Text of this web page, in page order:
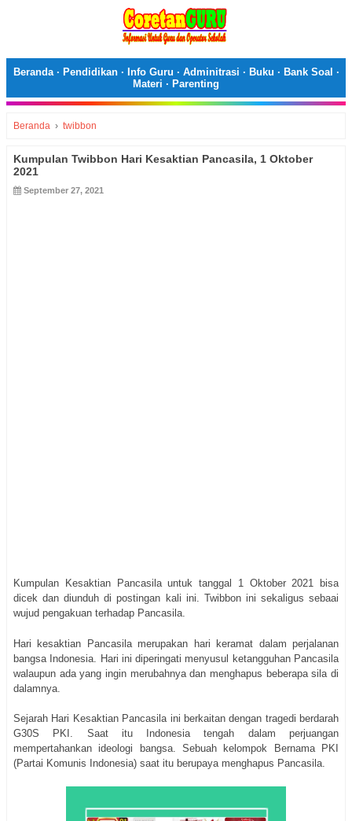
Beranda· Pendidikan· Info Guru · Adminitrasi · Buku · Bank Soal ·
Materi · Parenting
Beranda › twibbon
Kumpulan Twibbon Hari Kesaktian Pancasila, 1 Oktober
2021
September 27, 2021
Kumpulan Kesaktian Pancasila untuk tanggal 1 Oktober 2021 bisa
dicek dan diunduh di postingan kali ini. Twibbon ini sekaligus sebaai
wujud pengakuan terhadap Pancasila.
Hari kesaktian Pancasila merupakan hari keramat dalam perjalanan
bangsa Indonesia. Hari ini diperingati menyusul ketangguhan Pancasila
walaupun ada yang ingin merubahnya dan menghapus beberapa sila di
dalamnya.
Sejarah Hari Kesaktian Pancasila ini berkaitan dengan tragedi berdarah
G30S PKI. Saat itu Indonesia tengah dalam perjuangan
mempertahankan ideologi bangsa. Sebuah kelompok Bernama PKI
(Partai Komunis Indonesia) saat itu berupaya menghapus Pancasila.